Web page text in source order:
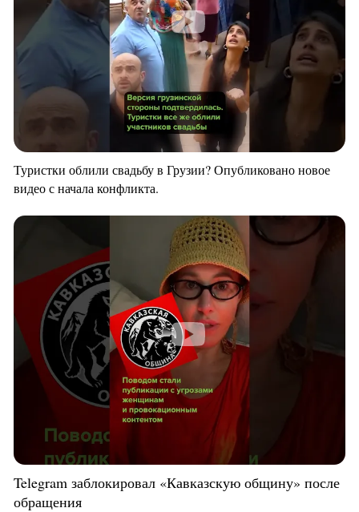
Туристки облили свадьбу в Грузии? Опубликовано новое
видео с начала конфликта.
Telegram заблокировал «Кавказскую общину» после
обращения